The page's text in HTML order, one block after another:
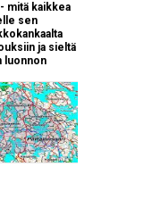
mitä kaikkea
sen
ja sieltä
luonnon